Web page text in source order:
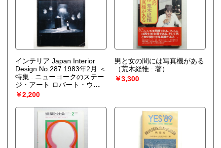
インテリア Japan Interior
Design No.287 1983年2月 ＜
特集 : ニューヨークのステー
ジ・アート ロバート・ウィ
ルソンとボリス・アロンソン
の世界＞
￥2,200
男と女の間には写真機がある
（荒木経惟 : 著）
￥3,300